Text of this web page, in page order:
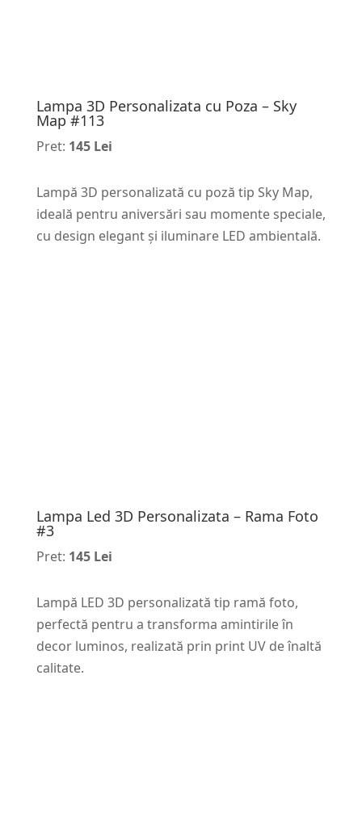
Lampa 3D Personalizata cu Poza – Sky
Map #113
Pret: 145 Lei
Lampă 3D personalizată cu poză tip Sky Map,
ideală pentru aniversări sau momente speciale,
cu design elegant și iluminare LED ambientală.
Lampa Led 3D Personalizata – Rama Foto
#3
Pret: 145 Lei
Lampă LED 3D personalizată tip ramă foto,
perfectă pentru a transforma amintirile în
decor luminos, realizată prin print UV de înaltă
calitate.